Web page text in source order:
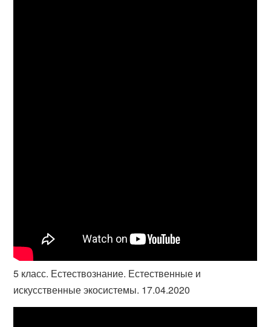
5 класс. Естествознание. Естественные и
искусственные экосистемы. 17.04.2020